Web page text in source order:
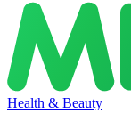
Health & Beauty